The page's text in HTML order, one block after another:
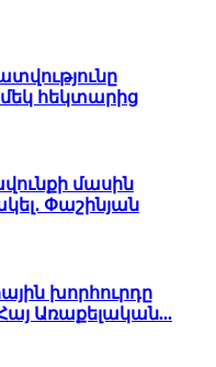
մեկ հեկտարից
մասին
Փաշինյան
խորհուրդը
Առաքելական...